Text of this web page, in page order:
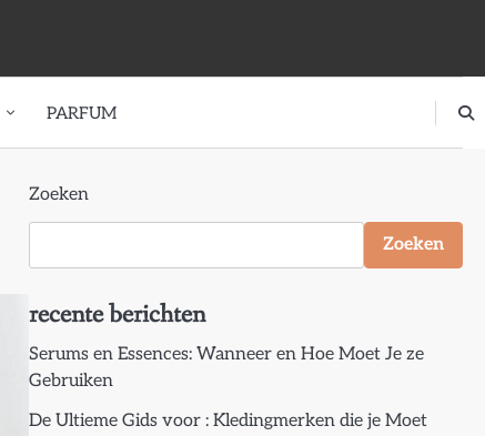
PARFUM
Zoeken
Zoeken
recente berichten
Serums en Essences: Wanneer en Hoe Moet Je ze
Gebruiken
De Ultieme Gids voor : Kledingmerken die je Moet